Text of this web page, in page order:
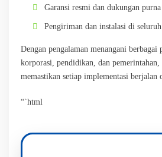
Garansi resmi dan dukungan
Pengiriman dan instalasi di
Dengan pengalaman menangani
korporasi, pendidikan, dan
memastikan setiap implementasi berjalan
“`html